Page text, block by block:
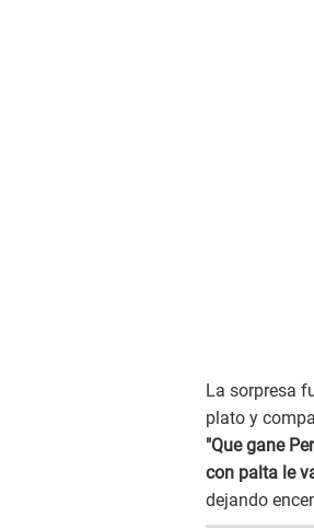
La sorpresa
plato y
"Que gane
con palta le
dejando